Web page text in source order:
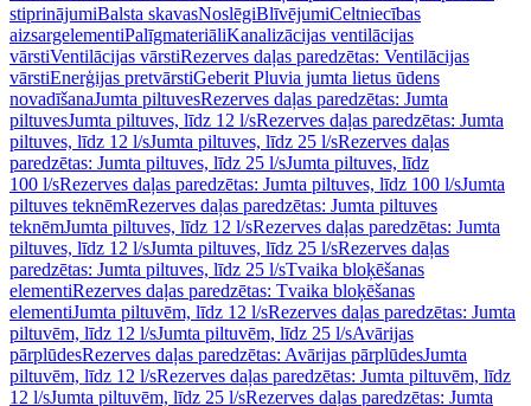
stiprinājumiBalsta skavasNoslēgiBlīvējumiCeltniecības
aizsargelementiPalīgmateriāliKanalizācijas ventilācijas
vārstiVentilācijas vārstiRezerves daļas paredzētas: Ventilācijas
vārstiEnerģijas pretvārstiGeberit Pluvia jumta lietus ūdens
novadīšanaJumta piltuvesRezerves daļas paredzētas: Jumta
piltuvesJumta piltuves, līdz 12 l/sRezerves daļas paredzētas: Jumta
piltuves, līdz 12 l/sJumta piltuves, līdz 25 l/sRezerves daļas
paredzētas: Jumta piltuves, līdz 25 l/sJumta piltuves, līdz
100 l/sRezerves daļas paredzētas: Jumta piltuves, līdz 100 l/sJumta
piltuves teknēmRezerves daļas paredzētas: Jumta piltuves
teknēmJumta piltuves, līdz 12 l/sRezerves daļas paredzētas: Jumta
piltuves, līdz 12 l/sJumta piltuves, līdz 25 l/sRezerves daļas
paredzētas: Jumta piltuves, līdz 25 l/sTvaika bloķēšanas
elementiRezerves daļas paredzētas: Tvaika bloķēšanas
elementiJumta piltuvēm, līdz 12 l/sRezerves daļas paredzētas: Jumta
piltuvēm, līdz 12 l/sJumta piltuvēm, līdz 25 l/sAvārijas
pārplūdesRezerves daļas paredzētas: Avārijas pārplūdesJumta
piltuvēm, līdz 12 l/sRezerves daļas paredzētas: Jumta piltuvēm, līdz
12 l/sJumta piltuvēm, līdz 25 l/sRezerves daļas paredzētas: Jumta